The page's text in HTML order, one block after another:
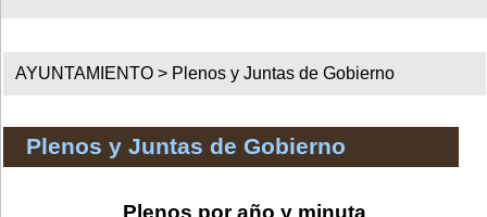
AYUNTAMIENTO > Plenos y Juntas de Gobierno
Plenos y Juntas de Gobierno
Plenos por año y minuta